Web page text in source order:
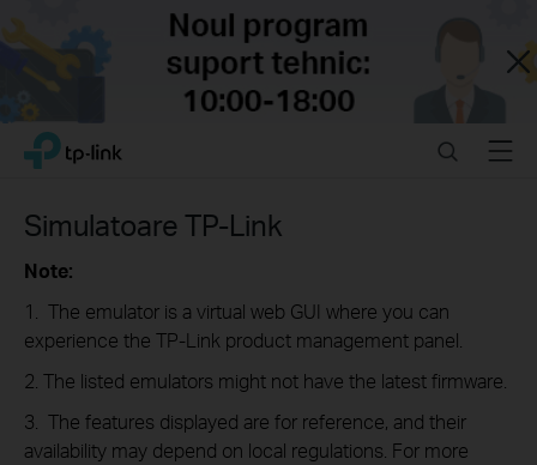
Close
Click
navigation
TP-Link, Reliably Smart SearchMenu
Simulatoare TP-Link
Note:
1. The emulator is a virtual web GUI where you can
experience the TP-Link product management panel.
2. The listed emulators might not have the latest firmware.
3. The features displayed are for reference, and their
availability may depend on local regulations. For more